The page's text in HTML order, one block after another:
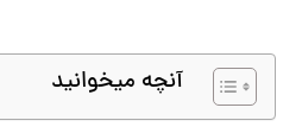
آنچه میخوانید